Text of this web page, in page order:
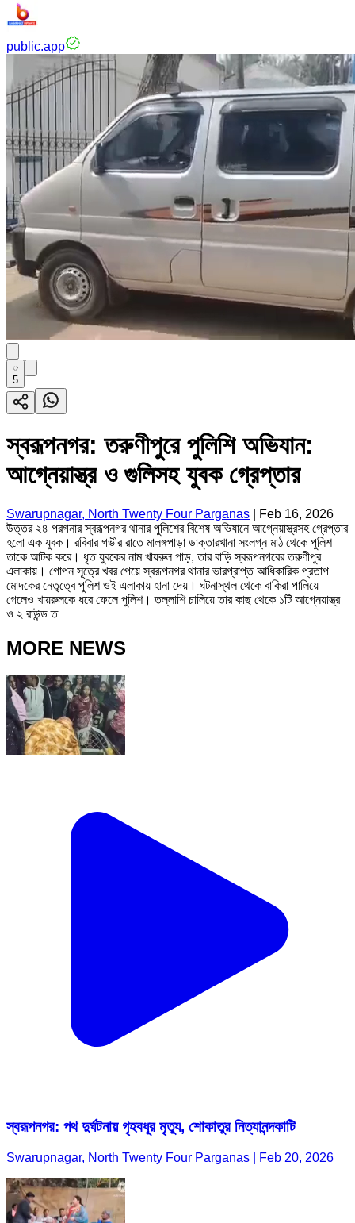
public.app
5
স্বরূপনগর: তরুণীপুরে পুলিশি অভিযান:
আগ্নেয়াস্ত্র ও গুলিসহ যুবক গ্রেপ্তার
Swarupnagar, North Twenty Four Parganas
Feb 16, 2026
উত্তর ২৪ পরগনার স্বরূপনগর থানার পুলিশের বিশেষ অভিযানে আগ্নেয়াস্ত্রসহ গ্রেপ্তার
হলো এক যুবক। রবিবার গভীর রাতে মালঙ্গপাড়া ডাক্তারখানা সংলগ্ন মাঠ থেকে পুলিশ
তাকে আটক করে। ধৃত যুবকের নাম খায়রুল পাড়, তার বাড়ি স্বরূপনগরের তরুণীপুর
এলাকায়। গোপন সূত্রে খবর পেয়ে স্বরূপনগর থানার ভারপ্রাপ্ত আধিকারিক প্রতাপ
মোদকের নেতৃত্বে পুলিশ ওই এলাকায় হানা দেয়। ঘটনাস্থল থেকে বাকিরা পালিয়ে
গেলেও খায়রুলকে ধরে ফেলে পুলিশ। তল্লাশি চালিয়ে তার কাছ থেকে ১টি আগ্নেয়াস্ত্র
ও ২ রাউন্ড ত
MORE NEWS
স্বরূপনগর: পথ দুর্ঘটনায় গৃহবধূর মৃত্যু, শোকাতুর নিত্যানন্দকাটি
Swarupnagar, North Twenty Four Parganas | Feb 20, 2026